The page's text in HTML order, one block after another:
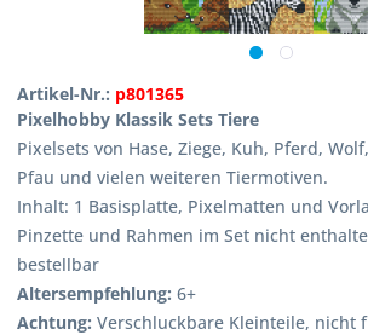
Artikel-Nr.: p801365
Pixelhobby Klassik Sets Tiere
Pixelsets von Hase, Ziege, Kuh, Pferd,
Pfau und vielen weiteren Tiermotiven.
Inhalt: 1 Basisplatte, Pixelmatten und
Pinzette und Rahmen im Set nicht
bestellbar
Altersempfehlung: 6+
Achtung: Verschluckbare Kleinteile, nicht